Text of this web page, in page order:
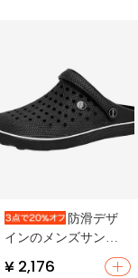
防滑デザ
インのメンズサンダ
ル【包頭・夏用・ソ
¥ 2,176